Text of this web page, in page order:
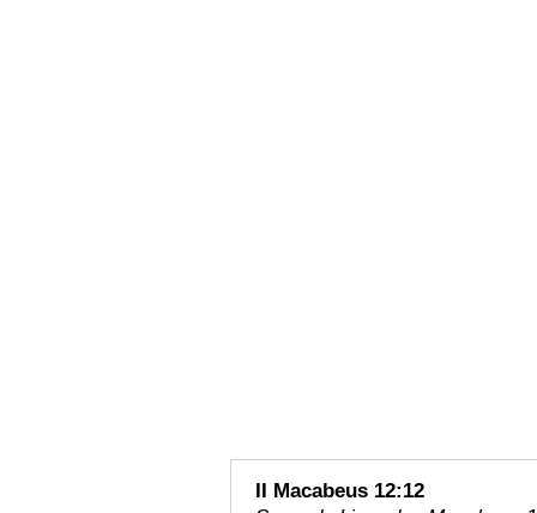
II Macabeus 12:12